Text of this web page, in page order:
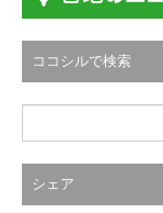
ココシルで検索
シェア